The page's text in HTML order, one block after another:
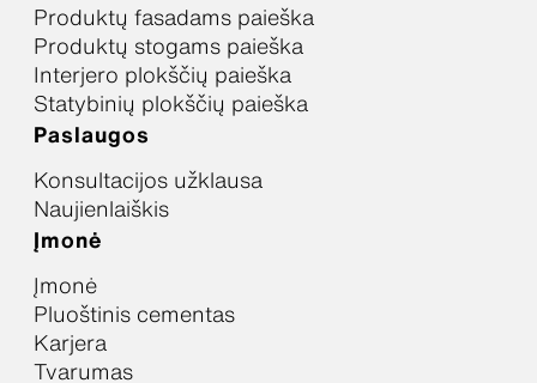
Produktų fasadams paieška
Produktų stogams paieška
Interjero plokščių paieška
Statybinių plokščių paieška
Paslaugos
Konsultacijos užklausa
Naujienlaiškis
Įmonė
Įmonė
Pluoštinis cementas
Karjera
Tvarumas